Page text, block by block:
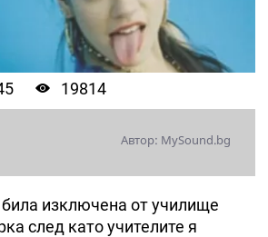
19814
Автор: MySound.bg
изключена от училище
след като учителите я